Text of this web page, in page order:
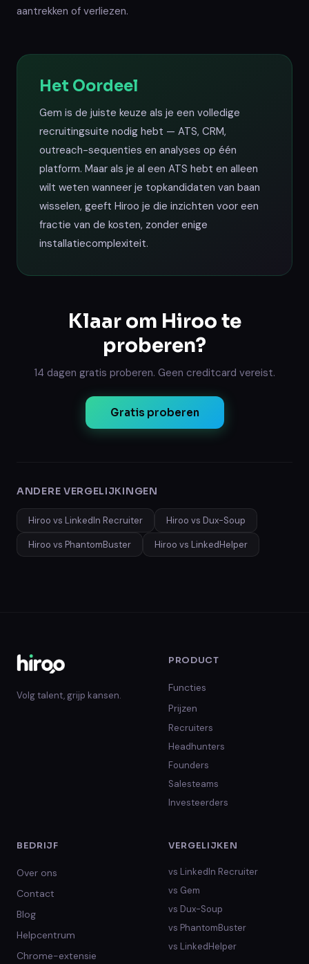
aantrekken of verliezen.
Het Oordeel
Gem is de juiste keuze als je een volledige
recruitingsuite nodig hebt — ATS, CRM,
outreach-sequenties en analyses op één
platform. Maar als je al een ATS hebt en alleen
wilt weten wanneer je topkandidaten van baan
wisselen, geeft Hiroo je die inzichten voor een
fractie van de kosten, zonder enige
installatiecomplexiteit.
Klaar om Hiroo te
proberen?
14 dagen gratis proberen. Geen creditcard vereist.
Gratis proberen
ANDERE VERGELIJKINGEN
Hiroo vs LinkedIn Recruiter Hiroo vs Dux-Soup
Hiroo vs PhantomBuster Hiroo vs LinkedHelper
Volg talent, grijp kansen.
PRODUCT
Functies
Prijzen
Recruiters
Headhunters
Founders
Salesteams
Investeerders
BEDRIJF
Over ons
Contact
Blog
Helpcentrum
Chrome-extensie
VERGELIJKEN
vs LinkedIn Recruiter
vs Gem
vs Dux-Soup
vs PhantomBuster
vs LinkedHelper